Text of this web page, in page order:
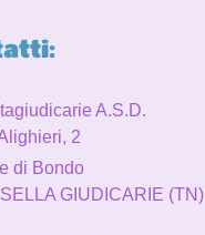
A.S.D.
2
di Bondo
GIUDICARIE (TN)